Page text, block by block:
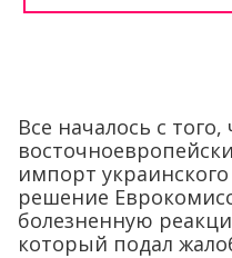
Все началось с
импорт
решение
болезненную
который подал